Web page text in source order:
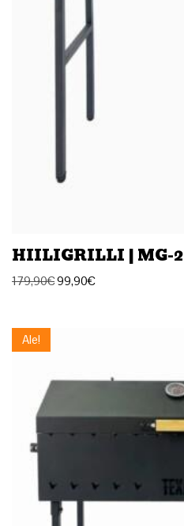
HIILIGRILLI | MG-2
179,90€99,90€
Ale!